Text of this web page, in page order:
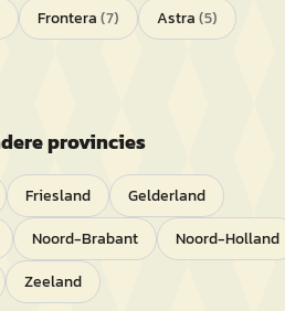
Frontera(7) Astra(5)
provincies
Friesland
Gelderland
Noord-Brabant
Noord-Holland
Zeeland